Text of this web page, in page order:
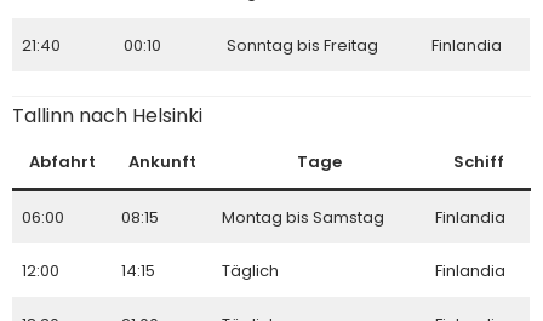
21:40 00:10 Sonntag bis Freitag Finlandia
Tallinn nach Helsinki
Abfahrt Ankunft Tage Schiff
06:00 08:15 Montag bis Samstag Finlandia
12:00 14:15 Täglich Finlandia